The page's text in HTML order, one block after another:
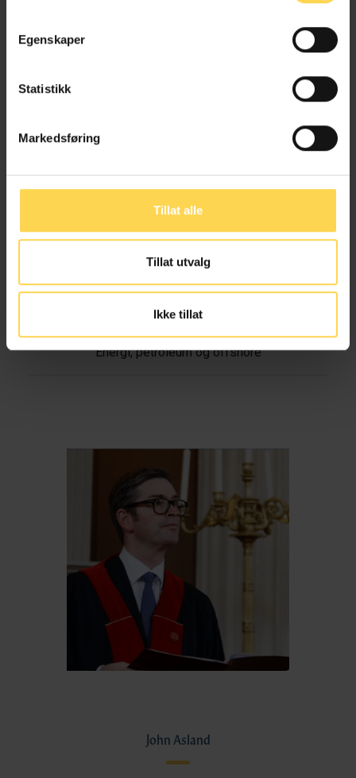
Egenskaper
Statistikk
Markedsføring
Tillat alle
Tillat utvalg
Ikke tillat
Energi, petroleum og offshore
John Asland